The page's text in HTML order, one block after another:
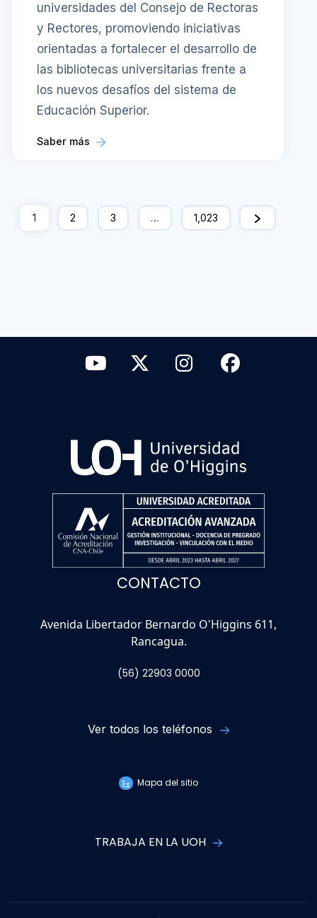
universidades del Consejo de Rectoras
y Rectores, promoviendo iniciativas
orientadas a fortalecer el desarrollo de
las bibliotecas universitarias frente a
los nuevos desafíos del sistema de
Educación Superior.
Saber más
1 2 3 … 1,023
CONTACTO
Avenida Libertador Bernardo O'Higgins 611,
Rancagua.
(56) 22903 0000
Ver todos los teléfonos
Mapa del sitio
TRABAJA EN LA UOH